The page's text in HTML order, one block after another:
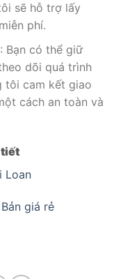
sẽ hỗ trợ lấy
phí.
: Bạn có thể giữ
dõi quá trình
tôi cam kết giao
cách an toàn và
tiết
Loan
giá rẻ